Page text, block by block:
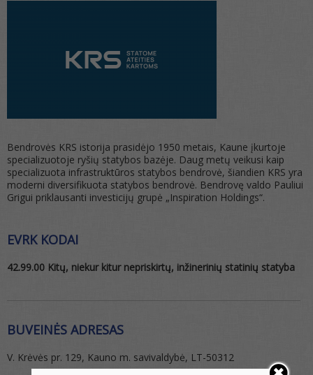
Bendrovės KRS istorija prasidėjo 1950 metais, Kaune įkurtoje
specializuotoje ryšių statybos bazėje. Daug metų veikusi kaip
specializuota infrastruktūros statybos bendrovė, šiandien KRS yra
moderni diversifikuota statybos bendrovė. Bendrovę valdo Pauliui
Grigui priklausanti investicijų grupė „Inspiration Holdings“.
EVRK KODAI
42.99.00 Kitų, niekur kitur nepriskirtų, inžinerinių statinių statyba
BUVEINĖS ADRESAS
V. Krėvės pr. 129, Kauno m. savivaldybė, LT-50312